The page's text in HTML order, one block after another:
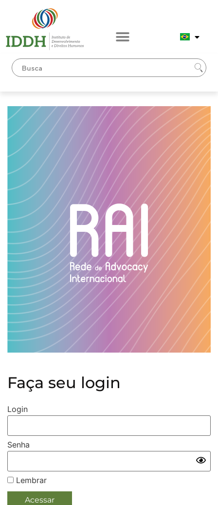
Faça seu login
Login
Senha
Lembrar